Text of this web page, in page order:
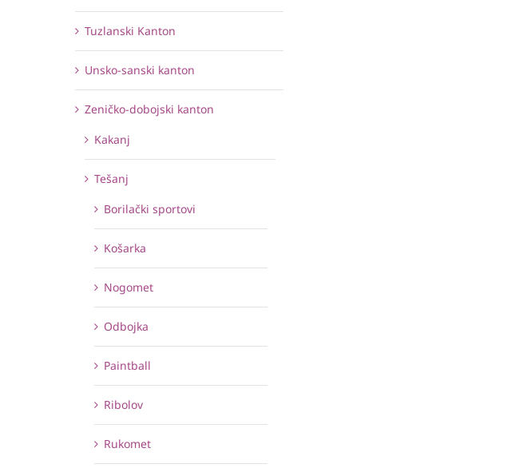
Tuzlanski Kanton
Unsko-sanski kanton
Zeničko-dobojski kanton
Kakanj
Tešanj
Borilački sportovi
Košarka
Nogomet
Odbojka
Paintball
Ribolov
Rukomet